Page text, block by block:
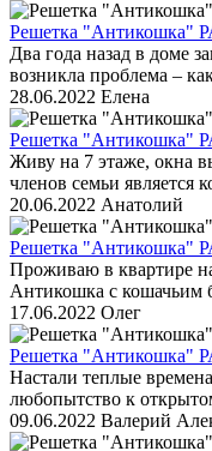
Решетка "Антикошка"
Два года назад в доме
возникла проблема –
28.06.2022 Елена
Решетка "Антикошка"
Живу на 7 этаже, окна
членов семьи является
20.06.2022 Анатолий
Решетка "Антикошка"
Проживаю в квартире
Антикошка с кошачьим
17.06.2022 Олег
Решетка "Антикошка"
Настали теплые
любопытство к
09.06.2022 Валерий